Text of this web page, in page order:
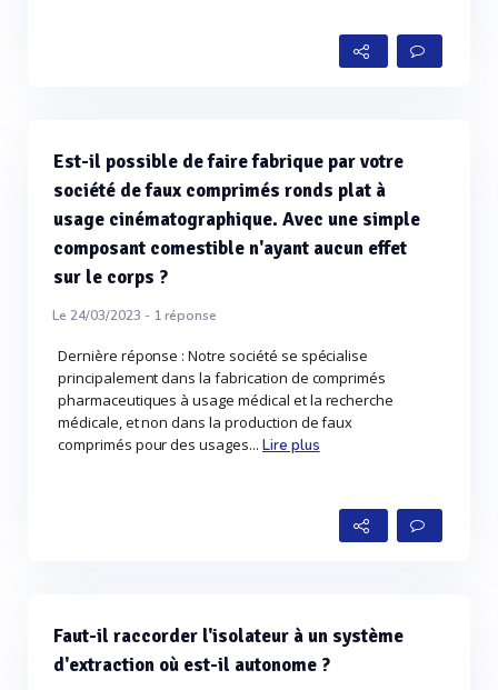
Est-il possible de faire fabrique par votre
société de faux comprimés ronds plat à
usage cinématographique. Avec une simple
composant comestible n'ayant aucun effet
sur le corps ?
Le 24/03/2023 - 1réponse
Dernière réponse : Notre société se spécialise
principalement dans la fabrication de comprimés
pharmaceutiques à usage médical et la recherche
médicale, et non dans la production de faux
comprimés pour des usages... Lire plus
Faut-il raccorder l'isolateur à un système
d'extraction où est-il autonome ?